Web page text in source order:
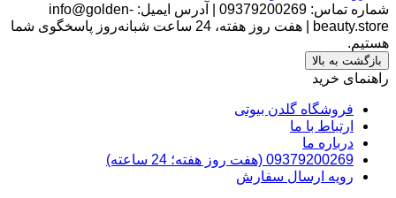
شماره تماس: 09379200269 آدرس ایمیل: info@golden-
beauty.store
هفت روز هفته، 24 ساعت شبانه‌روز پاسخگوی شما
هستیم.
بازگشت به بالا
راهنمای خرید
فروشگاه گلدن بیوتی
ارتباط با ما
درباره ما
09379200269 (هفت روز هفته؛ 24 ساعته)
رویه ارسال سفارش